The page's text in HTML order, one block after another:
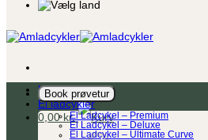
Book prøvetur
0,00kr.
Ladcykel
El ladcykler
El Ladcykel – Premium
El Ladcykel – Deluxe
El Ladcykel – Ultimate Curve